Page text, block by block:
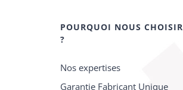
POURQUOI NOUS CHOISIR
?
Nos expertises
Garantie Fabricant Unique